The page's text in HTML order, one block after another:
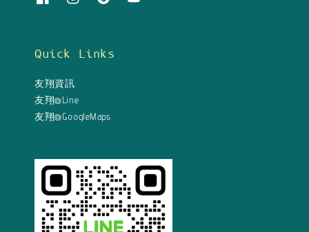
Quick Links
友翔資訊
友翔@Line
友翔@GoogleMaps